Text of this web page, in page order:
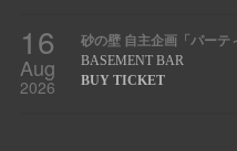
16
Aug
2026
砂の壁 自主企画「パーテ
BASEMENT BAR
BUY TICKET